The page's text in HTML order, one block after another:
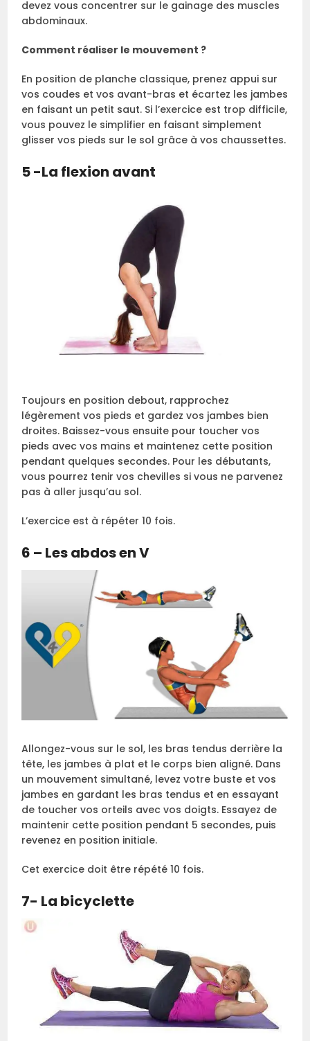
devez vous concentrer sur le gainage des muscles
abdominaux.
Comment réaliser le mouvement ?
En position de planche classique, prenez appui sur
vos coudes et vos avant-bras et écartez les jambes
en faisant un petit saut. Si l’exercice est trop difficile,
vous pouvez le simplifier en faisant simplement
glisser vos pieds sur le sol grâce à vos chaussettes.
5 -La flexion avant
Toujours en position debout, rapprochez
légèrement vos pieds et gardez vos jambes bien
droites. Baissez-vous ensuite pour toucher vos
pieds avec vos mains et maintenez cette position
pendant quelques secondes. Pour les débutants,
vous pourrez tenir vos chevilles si vous ne parvenez
pas à aller jusqu’au sol.
L’exercice est à répéter 10 fois.
6 – Les abdos en V
Allongez-vous sur le sol, les bras tendus derrière la
tête, les jambes à plat et le corps bien aligné. Dans
un mouvement simultané, levez votre buste et vos
jambes en gardant les bras tendus et en essayant
de toucher vos orteils avec vos doigts. Essayez de
maintenir cette position pendant 5 secondes, puis
revenez en position initiale.
Cet exercice doit être répété 10 fois.
7- La bicyclette